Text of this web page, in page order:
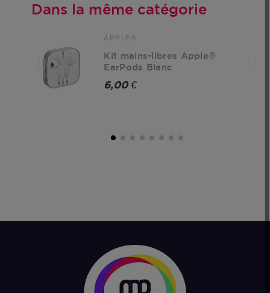
Dans la même catégorie
APPLE®
Kit mains-libres Apple®
EarPods Blanc
6,00 €